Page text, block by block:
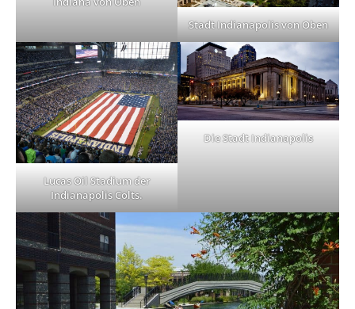
Stadt Indianapolis von Oben
Lucas Oil Stadium der
Indianapolis Colts.
Die Stadt Indianapolis